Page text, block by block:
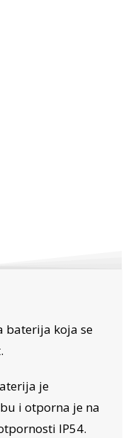
baterija koja se
je
i otporna je na
IP54.